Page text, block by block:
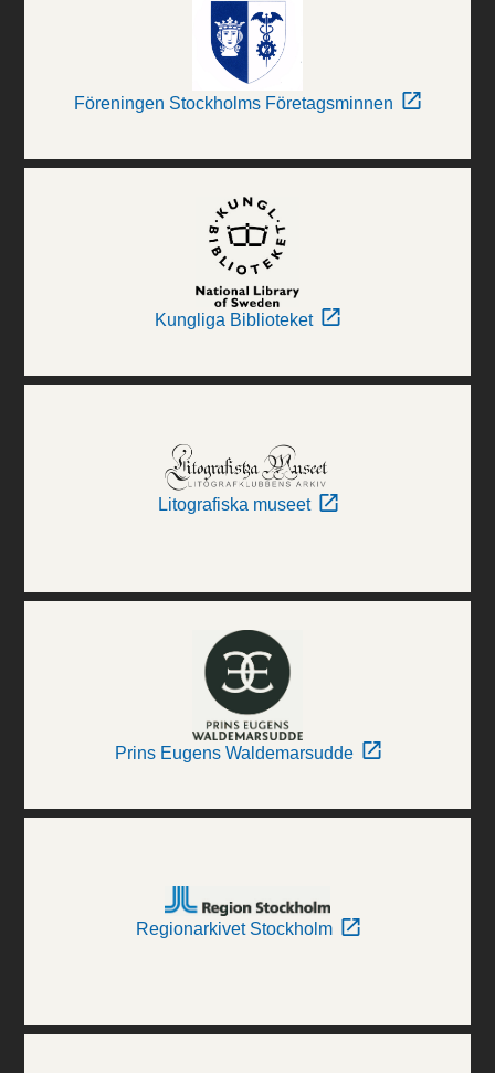
Föreningen Stockholms Företagsminnen
Kungliga Biblioteket
Litografiska museet
Prins Eugens Waldemarsudde
Regionarkivet Stockholm